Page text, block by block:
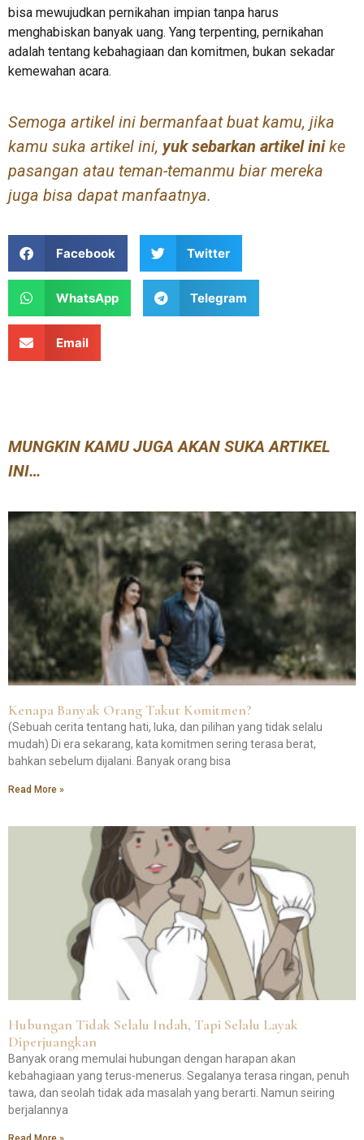
bisa mewujudkan pernikahan impian tanpa harus
menghabiskan banyak uang. Yang terpenting, pernikahan
adalah tentang kebahagiaan dan komitmen, bukan sekadar
kemewahan acara.
Semoga artikel ini bermanfaat buat kamu, jika
kamu suka artikel ini, yuk sebarkan artikel inike
pasangan atau teman-temanmu biar mereka
juga bisa dapat manfaatnya.
Facebook Twitter
WhatsApp Telegram
Email
MUNGKIN KAMU JUGA AKAN SUKA ARTIKEL
INI…
Kenapa Banyak Orang Takut Komitmen?
(Sebuah cerita tentang hati, luka, dan pilihan yang tidak selalu
mudah) Di era sekarang, kata komitmen sering terasa berat,
bahkan sebelum dijalani. Banyak orang bisa
Read More »
Hubungan Tidak Selalu Indah, Tapi Selalu Layak
Diperjuangkan
Banyak orang memulai hubungan dengan harapan akan
kebahagiaan yang terus-menerus. Segalanya terasa ringan, penuh
tawa, dan seolah tidak ada masalah yang berarti. Namun seiring
berjalannya